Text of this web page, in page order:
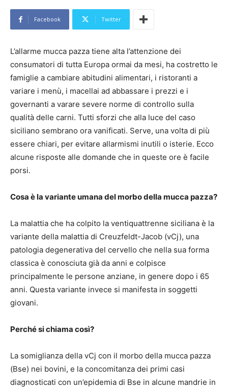
Facebook Twitter
L’allarme mucca pazza tiene alta l’attenzione dei
consumatori di tutta Europa ormai da mesi, ha costretto le
famiglie a cambiare abitudini alimentari, i ristoranti a
variare i menù, i macellai ad abbassare i prezzi e i
governanti a varare severe norme di controllo sulla
qualità delle carni. Tutti sforzi che alla luce del caso
siciliano sembrano ora vanificati. Serve, una volta di più
essere chiari, per evitare allarmismi inutili o isterie. Ecco
alcune risposte alle domande che in queste ore è facile
porsi.
Cosa è la variante umana del morbo della mucca pazza?
La malattia che ha colpito la ventiquattrenne siciliana è la
variante della malattia di Creuzfeldt-Jacob (vCj), una
patologia degenerativa del cervello che nella sua forma
classica è conosciuta già da anni e colpisce
principalmente le persone anziane, in genere dopo i 65
anni. Questa variante invece si manifesta in soggetti
giovani.
Perché si chiama così?
La somiglianza della vCj con il morbo della mucca pazza
(Bse) nei bovini, e la concomitanza dei primi casi
diagnosticati con un’epidemia di Bse in alcune mandrie in